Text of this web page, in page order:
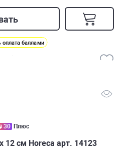
оплата баллами
30 Плюс
см Horeca арт. 14123